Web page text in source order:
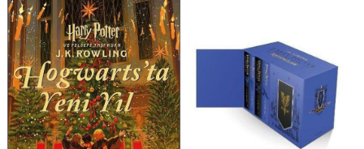
%50İndirim